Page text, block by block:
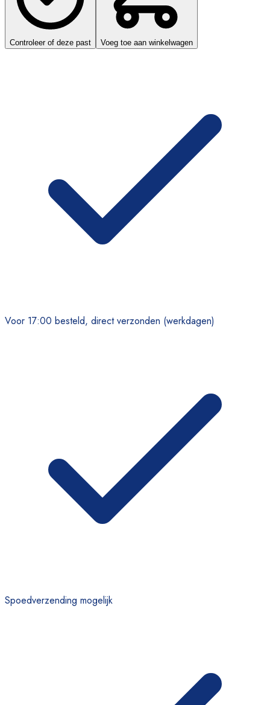
Controleer of deze past Voeg toe aan winkelwagen
Voor 17:00 besteld, direct verzonden (werkdagen)
Spoedverzending mogelijk